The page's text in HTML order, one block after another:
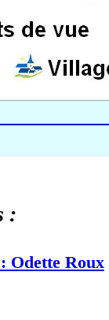
:
Odette Roux